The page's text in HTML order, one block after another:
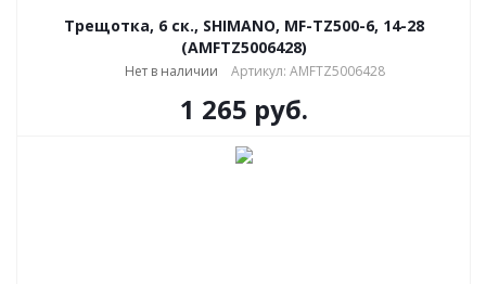
Трещотка, 6 ск., SHIMANO, MF-TZ500-6, 14-28
(AMFTZ5006428)
Нет в наличии Артикул: AMFTZ5006428
1 265 руб.